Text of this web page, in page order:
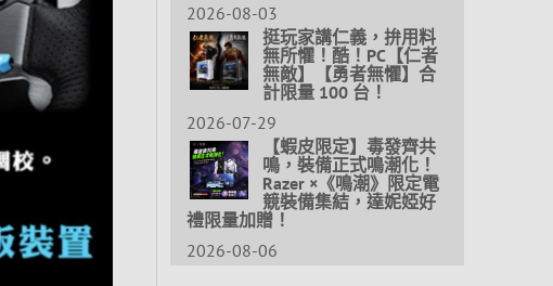
2026-08-03
挺玩家講仁義，拚用料
無所懼！酷！PC【仁者
無敵】【勇者無懼】合
計限量 100 台！
2026-07-29
【蝦皮限定】毒發齊共
鳴，裝備正式鳴潮化！
Razer ×《鳴潮》限定電
競裝備集結，達妮婭好
禮限量加贈！
2026-08-06